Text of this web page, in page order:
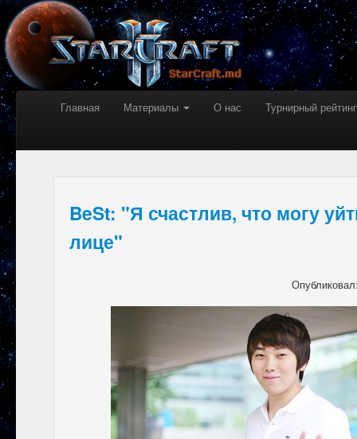
Главная Материалы О нас Турнирный рейтинг
BeSt: "Я счастлив, что могу
лице"